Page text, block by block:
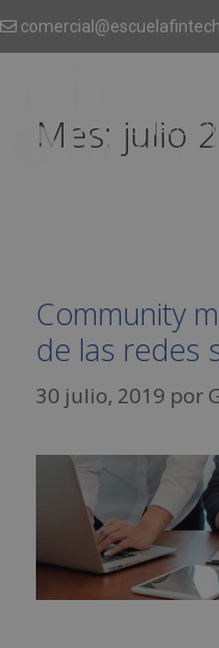
Mes: julio
Community
de las redes
30 julio, 2019 por